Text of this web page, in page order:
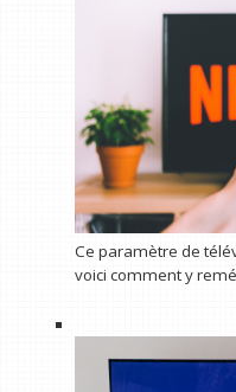
Ce paramètre de
voici comment y